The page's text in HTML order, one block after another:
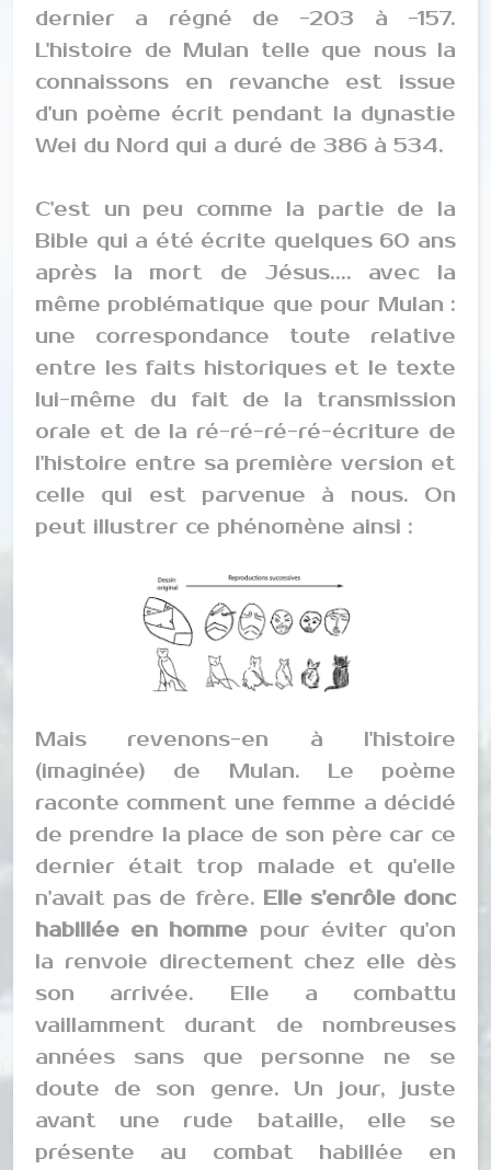
dernier a régné de -203 à -157.
L'histoire de Mulan telle que nous la
connaissons en revanche est issue
d'un poème écrit pendant la dynastie
Wei du Nord qui a duré de 386 à 534.
C'est un peu comme la partie de la
Bible qui a été écrite quelques 60 ans
après la mort de Jésus.... avec la
même problématique que pour Mulan :
une correspondance toute relative
entre les faits historiques et le texte
lui-même du fait de la transmission
orale et de la ré-ré-ré-ré-écriture de
l'histoire entre sa première version et
celle qui est parvenue à nous. On
peut illustrer ce phénomène ainsi :
Mais revenons-en à l'histoire
(imaginée) de Mulan. Le poème
raconte comment une femme a décidé
de prendre la place de son père car ce
dernier était trop malade et qu'elle
n'avait pas de frère. Elle s'enrôle donc
habillée en homme pour éviter qu'on
la renvoie directement chez elle dès
son arrivée. Elle a combattu
vaillamment durant de nombreuses
années sans que personne ne se
doute de son genre. Un jour, juste
avant une rude bataille, elle se
présente au combat habillée en